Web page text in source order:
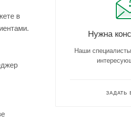
в
Нужна
Наши
ЗАДАТЬ